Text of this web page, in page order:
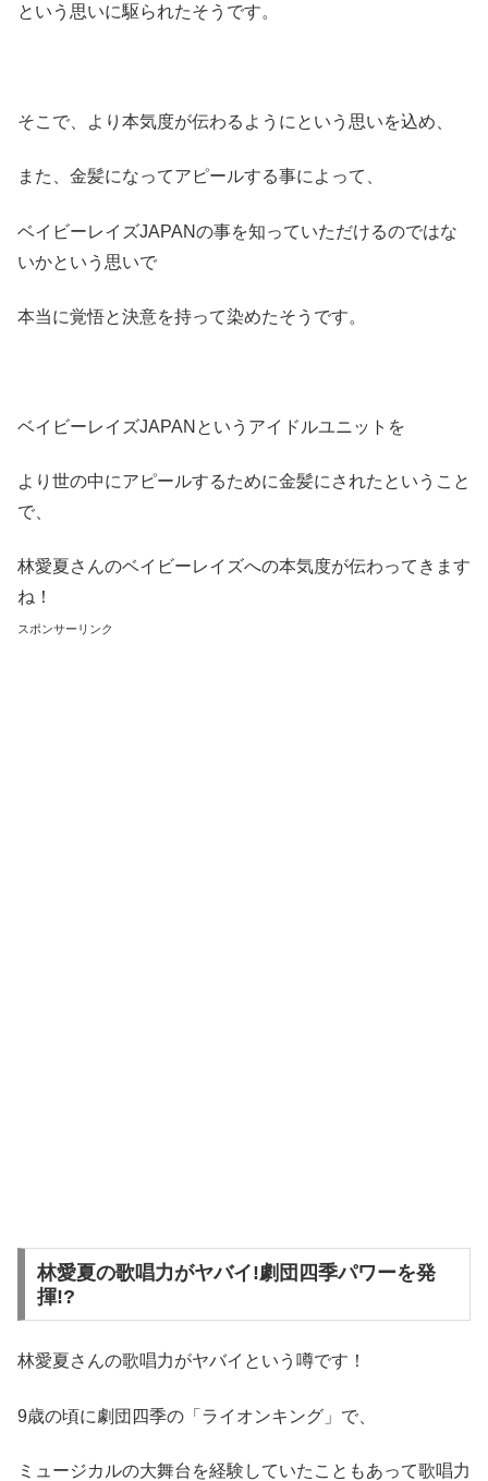
という思いに駆られたそうです。
そこで、より本気度が伝わるようにという思いを込め、
また、金髪になってアピールする事によって、
ベイビーレイズJAPANの事を知っていただけるのではな
いかという思いで
本当に覚悟と決意を持って染めたそうです。
ベイビーレイズJAPANというアイドルユニットを
より世の中にアピールするために金髪にされたということ
で、
林愛夏さんのベイビーレイズへの本気度が伝わってきます
ね！
スポンサーリンク
林愛夏の歌唱力がヤバイ!劇団四季パワーを発
揮!?
林愛夏さんの歌唱力がヤバイという噂です！
9歳の頃に劇団四季の「ライオンキング」で、
ミュージカルの大舞台を経験していたこともあって歌唱力